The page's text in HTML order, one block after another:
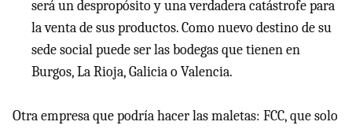
será un despropósito y una verdadera catástrofe para
la venta de sus productos. Como nuevo destino de su
sede social puede ser las bodegas que tienen en
Burgos, La Rioja, Galicia o Valencia.
Otra empresa que podría hacer las maletas: FCC, que solo